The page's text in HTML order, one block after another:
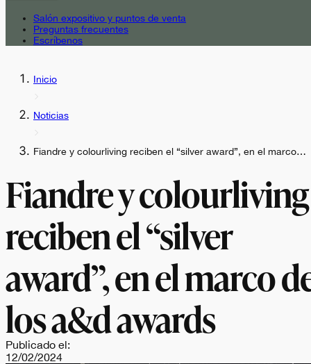
Salón expositivo y puntos de venta
Preguntas frecuentes
Escríbenos
Inicio
Noticias
Fiandre y colourliving reciben el “silver award”, en el marco…
Fiandre y colourliving
reciben el “silver
award”, en el marco
los a&d awards
Publicado el:
12/02/2024